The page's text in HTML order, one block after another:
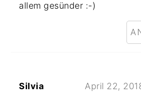
allem gesünder :-)
Silvia April 22,